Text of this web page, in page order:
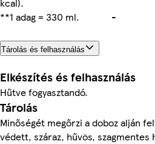
**1 adag = 330 ml. -
Tárolás és felhasználás
Elkészítés és felhasználás
Hűtve fogyasztandó.
Tárolás
Minőségét megőrzi a doboz alján
védett, száraz, hűvös, szagmentes